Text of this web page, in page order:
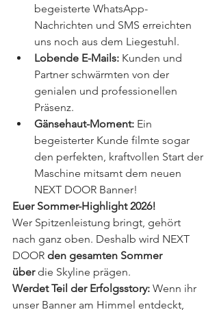
begeisterte WhatsApp-
Nachrichten und SMS erreichten
uns noch aus dem Liegestuhl.
Lobende E-Mails: Kunden und
Partner schwärmten von der
genialen und professionellen
Präsenz.
Gänsehaut-Moment: Ein
begeisterter Kunde filmte sogar
den perfekten, kraftvollen Start der
Maschine mitsamt dem neuen
NEXT DOOR Banner!
Euer Sommer-Highlight 2026!
Wer Spitzenleistung bringt, gehört
nach ganz oben. Deshalb wird NEXT
DOOR den gesamten Sommer
über die Skyline prägen.
Werdet Teil der Erfolgsstory: Wenn ihr
unser Banner am Himmel entdeckt,